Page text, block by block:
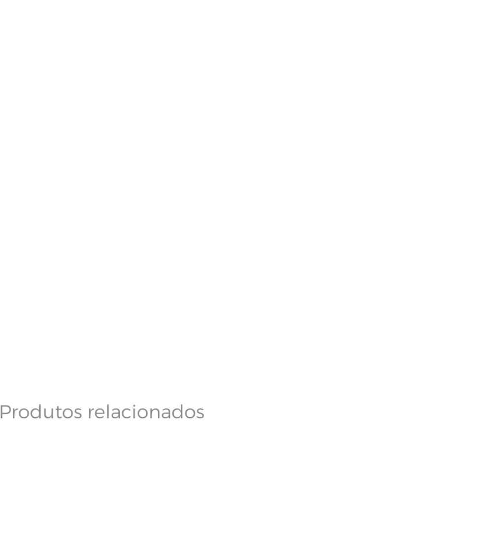
Produtos relacionados